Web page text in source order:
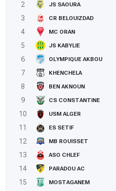
2
JS SAOURA
3
CR BELOUIZDAD
4
MC ORAN
5
JS KABYLIE
6
OLYMPIQUE AKBOU
7
KHENCHELA
8
BEN AKNOUN
9
CS CONSTANTINE
10
USM ALGER
11
ES SETIF
12
MB ROUISSET
13
ASO CHLEF
14
PARADOU AC
15
MOSTAGANEM